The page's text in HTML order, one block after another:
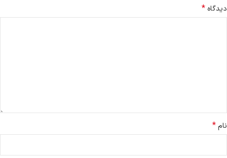
دیدگاه *
نام*